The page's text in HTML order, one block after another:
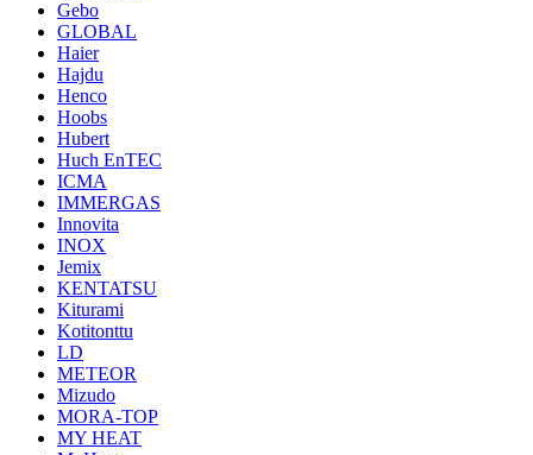
Gebo
GLOBAL
Haier
Hajdu
Henco
Hoobs
Hubert
Huch EnTEC
ICMA
IMMERGAS
Innovita
INOX
Jemix
KENTATSU
Kiturami
Kotitonttu
LD
METEOR
Mizudo
MORA-TOP
MY HEAT